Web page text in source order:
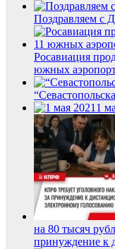
Поздравляем с
Росавиация
южных
1
на 80 тысяч
принуждение к